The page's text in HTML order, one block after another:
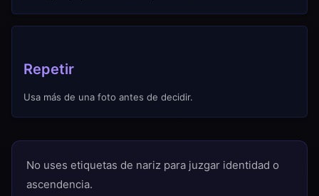
Repetir
Usa más de una foto antes de decidir.
No uses etiquetas de nariz para juzgar identidad o
ascendencia.